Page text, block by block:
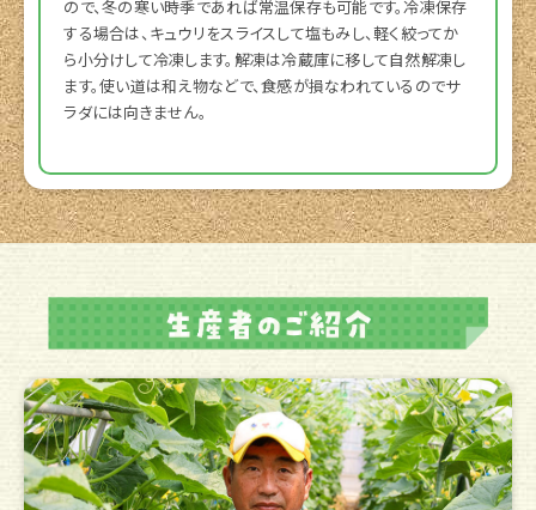
ので、冬の寒い時季であれば常温保存も可能です。冷凍保存
する場合は、キュウリをスライスして塩もみし、軽く絞ってか
ら小分けして冷凍します。解凍は冷蔵庫に移して自然解凍し
ます。使い道は和え物などで、食感が損なわれているのでサ
ラダには向きません。